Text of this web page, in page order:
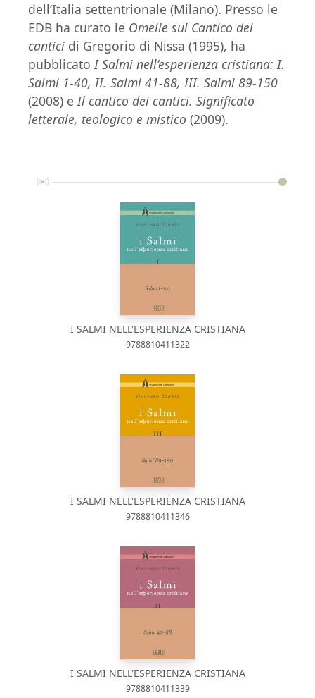
dell’Italia settentrionale (Milano). Presso le
EDB ha curato le Omelie sul Cantico dei
cantici di Gregorio di Nissa (1995), ha
pubblicatoI Salmi nell’esperienza cristiana: I.
Salmi 1-40, II. Salmi 41-88, III. Salmi 89-150
(2008) eIl cantico dei cantici. Significato
letterale, teologico e mistico (2009).
I SALMI NELL'ESPERIENZA CRISTIANA
9788810411322
I SALMI NELL'ESPERIENZA CRISTIANA
9788810411346
I SALMI NELL'ESPERIENZA CRISTIANA
9788810411339